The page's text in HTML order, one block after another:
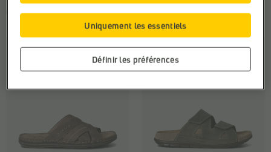
€ 19,99 € 65,99
Définir les préférences
Uniquement les essentiels